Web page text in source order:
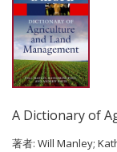
A Dictionary of
著者: Will Manley;